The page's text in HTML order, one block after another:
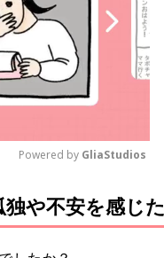
M
u
Powered by GliaStudios
や不安を感じた